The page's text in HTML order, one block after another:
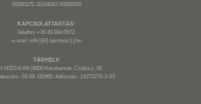
16200175-11534062-00000000
KAPCSOLATTARTÁS:
Telefon: +36 20 934 0972,
e-mail: info [@] spiritusz [.] hu
TÁRHELY:
MÉDIA Kft (6000 Kecskemét, Csóka u. 26.
03-09-115965. Adószám: 14275270-2-03